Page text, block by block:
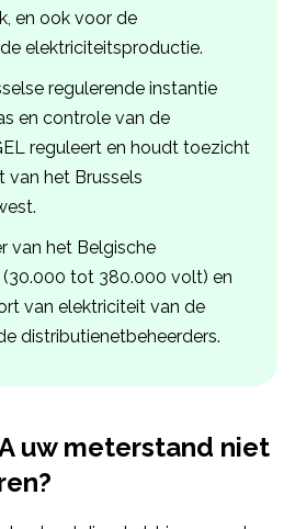
en ook voor de
elektriciteitsproductie.
regulerende instantie
en controle van de
reguleert en houdt toezicht
van het Brussels
van het Belgische
tot 380.000 volt) en
van elektriciteit van de
distributienetbeheerders.
uw meterstand niet